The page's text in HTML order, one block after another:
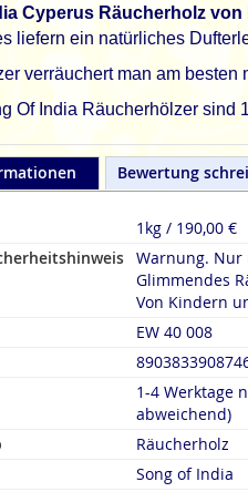
Cyperus Räucherholz von
liefern ein natürliches
verräuchert man am besten
Of India Räucherhölzer sind
1kg / 190,00 €
Warnung. Nur
Glimmendes
Von Kindern
EW 40 008
1-4 Werktage
abweichend)
Räucherholz
Song of India
Bewertung